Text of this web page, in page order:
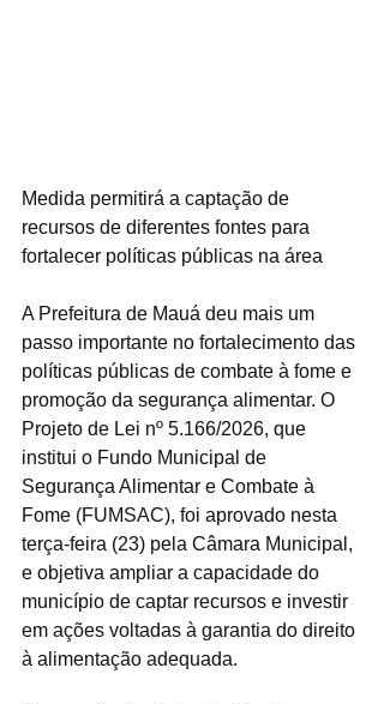
Medida permitirá a captação de
recursos de diferentes fontes para
fortalecer políticas públicas na área
A Prefeitura de Mauá deu mais um
passo importante no fortalecimento das
políticas públicas de combate à fome e
promoção da segurança alimentar. O
Projeto de Lei nº 5.166/2026, que
institui o Fundo Municipal de
Segurança Alimentar e Combate à
Fome (FUMSAC), foi aprovado nesta
terça-feira (23) pela Câmara Municipal,
e objetiva ampliar a capacidade do
município de captar recursos e investir
em ações voltadas à garantia do direito
à alimentação adequada.